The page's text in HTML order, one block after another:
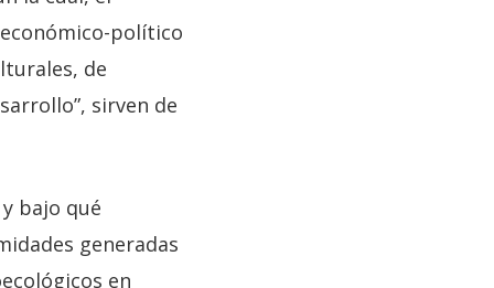
político
de
sirven de
bajo qué
generadas
en